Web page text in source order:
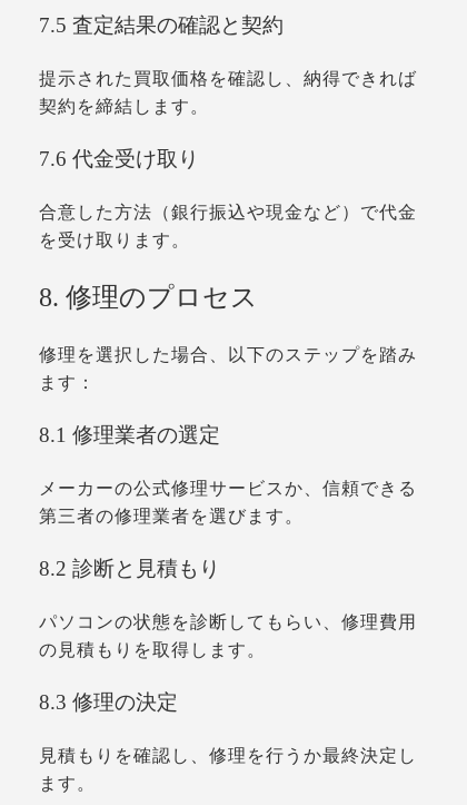
7.5 査定結果の確認と契約
提示された買取価格を確認し、納得できれば
契約を締結します。
7.6 代金受け取り
合意した方法（銀行振込や現金など）で代金
を受け取ります。
8. 修理のプロセス
修理を選択した場合、以下のステップを踏み
ます：
8.1 修理業者の選定
メーカーの公式修理サービスか、信頼できる
第三者の修理業者を選びます。
8.2 診断と見積もり
パソコンの状態を診断してもらい、修理費用
の見積もりを取得します。
8.3 修理の決定
見積もりを確認し、修理を行うか最終決定し
ます。